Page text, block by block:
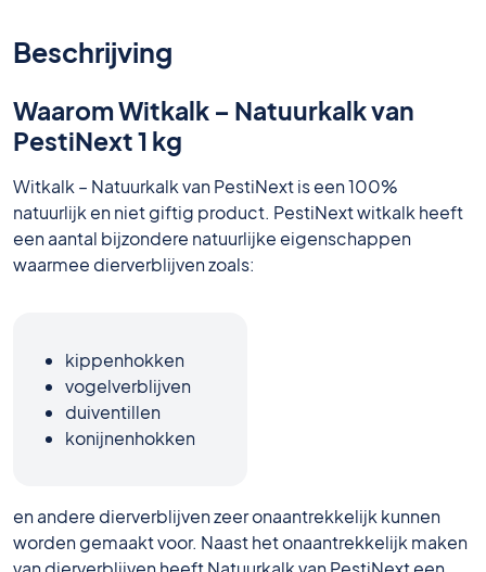
Beschrijving
Waarom Witkalk – Natuurkalk van
PestiNext 1 kg
Witkalk – Natuurkalk van PestiNext is een 100%
natuurlijk en niet giftig product. PestiNext witkalk heeft
een aantal bijzondere natuurlijke eigenschappen
waarmee dierverblijven zoals:
kippenhokken
vogelverblijven
duiventillen
konijnenhokken
en andere dierverblijven zeer onaantrekkelijk kunnen
worden gemaakt voor. Naast het onaantrekkelijk maken